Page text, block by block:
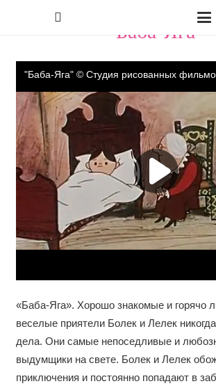
"Баба-Яга"
«Баба-Яга». Хорошо знакомые и горячо
веселые приятели Болек и Лелек
дела. Они самые непоседливые и
выдумщики на свете. Болек и Лелек
приключения и постоянно попадают в